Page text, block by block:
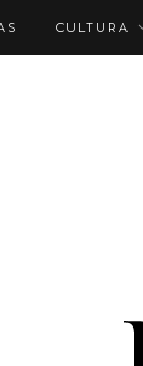
CULTURA